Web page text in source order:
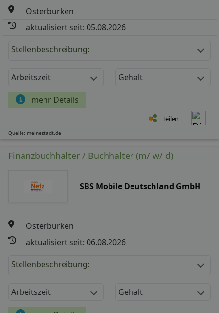
Osterburken
aktualisiert seit: 05.08.2026
Stellenbeschreibung:
Arbeitszeit Gehalt
mehr Details
Teilen
Quelle: meinestadt.de
Finanzbuchhalter / Buchhalter (m/ w/ d)
SBS Mobile Deutschland GmbH
Osterburken
aktualisiert seit: 06.08.2026
Stellenbeschreibung:
Arbeitszeit Gehalt